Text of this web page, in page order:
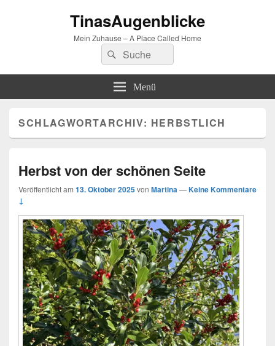
TinasAugenblicke
Mein Zuhause – A Place Called Home
Suchen
nach:
Suchen
Menü
SCHLAGWORTARCHIV: HERBSTLICH
Herbst von der schönen Seite
Veröffentlicht am 13. Oktober 2025von Martina—Keine Kommentare
↓